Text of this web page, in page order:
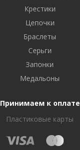
Крестики
Цепочки
Браслеты
Серьги
Запонки
Медальоны
Принимаем к оплате
Пластиковые карты